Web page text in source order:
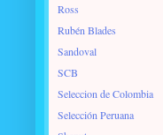
Ross
Rubén Blades
Sandoval
SCB
Seleccion de Colombia
Selección Peruana